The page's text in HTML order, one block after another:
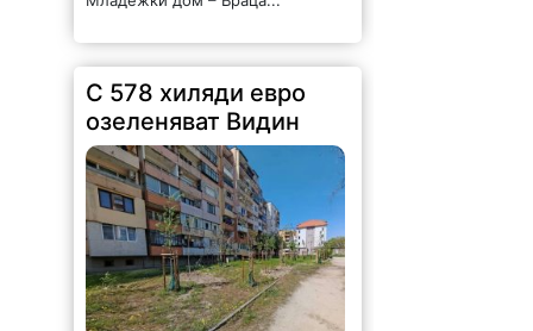
С 578 хиляди евро
озеленяват Видин